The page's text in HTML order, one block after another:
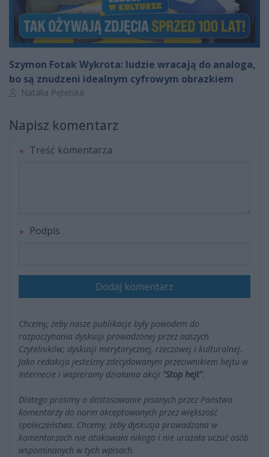
Szymon Fotak Wykrota: ludzie wracają do analoga,
bo są znudzeni idealnym cyfrowym obrazkiem
Autor artykułu:
Natalia Pętelska
Napisz komentarz
Treść komentarza
Podpis
Dodaj komentarz
Chcemy, żeby nasze publikacje były powodem do
rozpoczynania dyskusji prowadzonej przez naszych
Czytelników; dyskusji merytorycznej, rzeczowej i kulturalnej.
Jako redakcja jesteśmy zdecydowanym przeciwnikiem hejtu w
Internecie i wspieramy działania akcji "Stop hejt".
Dlatego prosimy o dostosowanie pisanych przez Państwa
komentarzy do norm akceptowanych przez większość
społeczeństwa. Chcemy, żeby dyskusja prowadzona w
komentarzach nie atakowała nikogo i nie urażała uczuć osób
wspominanych w tych wpisach.